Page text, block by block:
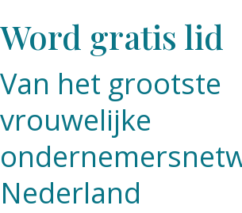
Word gratis lid
Van het grootste
vrouwelijke
Nederland